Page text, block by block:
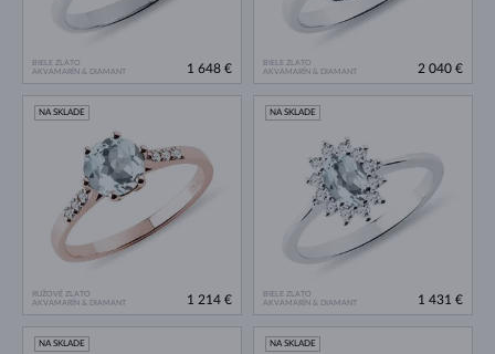
BIELE ZLATO
AKVAMARÍN & DIAMANT
1 648 €
BIELE ZLATO
AKVAMARÍN & DIAMANT
2 040 €
RUŽOVÉ ZLATO
AKVAMARÍN & DIAMANT
NA SKLADE
1 214 €
BIELE ZLATO
AKVAMARÍN & DIAMANT
NA SKLADE
1 431 €
NA SKLADE NA SKLADE